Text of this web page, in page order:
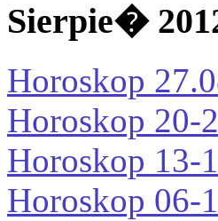
Sierpie�
Horoskop
Horoskop 20-
Horoskop 13-
Horoskop 06-